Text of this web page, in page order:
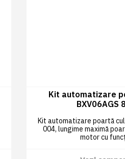
Kit automatizare
BXV06AGS
Kit automatizare poartă
004, lungime maximă
motor cu